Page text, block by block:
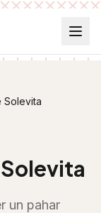
Solevita
un pahar